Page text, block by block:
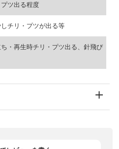
ツ出る程度
チリ・プツが出る等
・再生時チリ・プツ出る、針飛び